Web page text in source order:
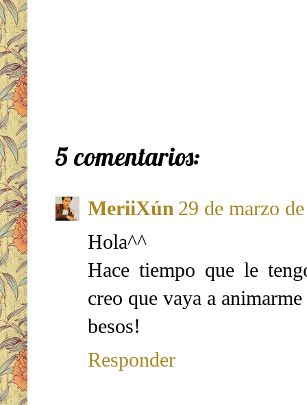
5 comentarios:
MeriiXún 29 de marzo
Hola^^
Hace tiempo que le
creo que vaya a
besos!
Responder